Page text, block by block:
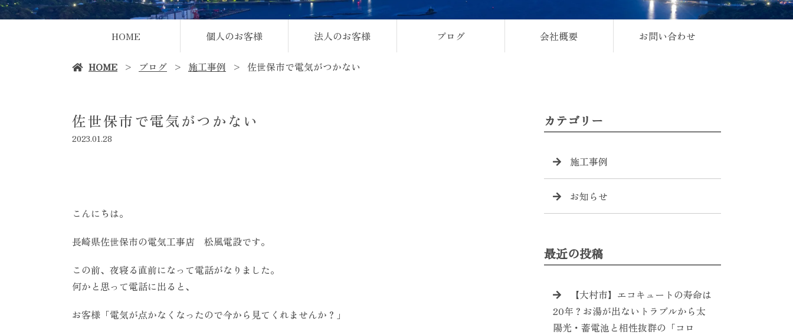
HOME 個人のお客様 法人のお客様 ブログ 会社概要 お問い合わせ
HOME ブログ 施工事例 佐世保市で電気がつかない
佐世保市で電気がつかない
2023.01.28
こんにちは。
長崎県佐世保市の電気工事店 松風電設です。
この前、夜寝る直前になって電話がなりました。
何かと思って電話に出ると、
お客様「電気が点かなくなったので今から見てくれませんか？」
カテゴリー
施工事例
お知らせ
最近の投稿
【大村市】エコキュートの寿命は
20年？お湯が出ないトラブルから太
陽光・蓄電池と相性抜群の「コロ